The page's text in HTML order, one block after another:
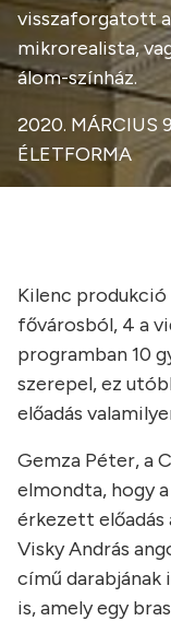
visszaforgatott
mikrorealista,
álom-színház.
2020. MÁRCIUS
ÉLETFORMA
Kilenc produkció
fővárosból, 4 a
programban 10
szerepel, ez
előadás
Gemza Péter, a
elmondta, hogy
érkezett előadás
Visky András
című darabjának
is, amely egy